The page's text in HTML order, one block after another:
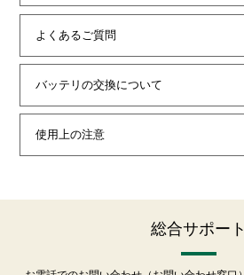
よくあるご質問
バッテリの交換について
使用上の注意
総合サポート